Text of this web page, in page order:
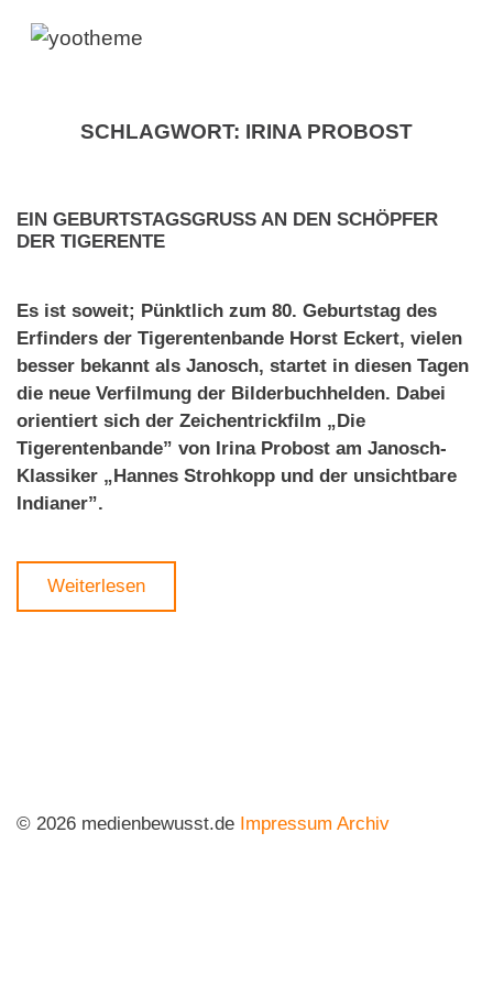
SCHLAGWORT: IRINA PROBOST
EIN GEBURTSTAGSGRUSS AN DEN SCHÖPFER D
ER TIGERENTE
Es ist soweit; Pünktlich zum 80. Geburtstag des
Erfinders der Tigerentenbande Horst Eckert, vielen
besser bekannt als Janosch, startet in diesen Tagen
die neue Verfilmung der Bilderbuchhelden. Dabei
orientiert sich der Zeichentrickfilm „Die
Tigerentenbande” von Irina Probost am Janosch-
Klassiker „Hannes Strohkopp und der unsichtbare
Indianer”.
Weiterlesen
© 2026 medienbewusst.de Impressum Archiv